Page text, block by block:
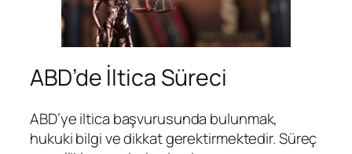
ABD’de İltica Süreci
ABD’ye iltica başvurusunda bulunmak,
hukuki bilgi ve dikkat gerektirmektedir. Süreç